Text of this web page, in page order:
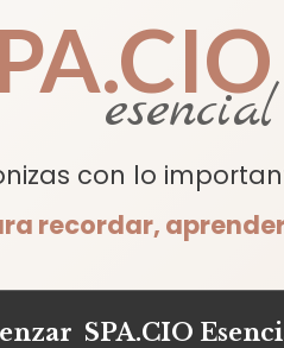
con lo
recordar,
SPA.CIO